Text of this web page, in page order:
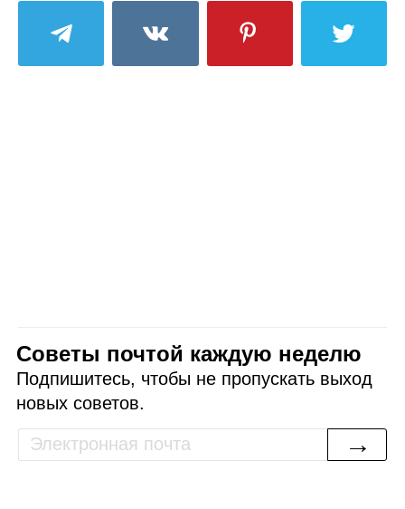
Советы почтой каждую неделю
Подпишитесь, чтобы не пропускать выход
новых советов.
→